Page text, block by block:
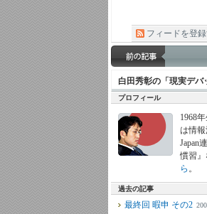
フィードを登
白田秀彰の「現実デバ
プロフィール
1968
は情
Japan
慣習』
ら 。
過去の記事
最終回 暇申 その2